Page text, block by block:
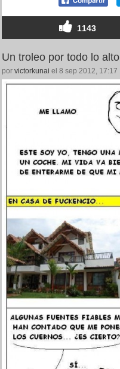
1143
Un troleo por todo lo alto
por victorkunai el 8 sep 2012, 17:17